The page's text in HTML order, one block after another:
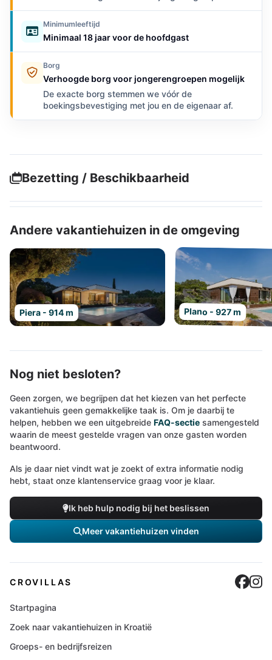
Minimumleeftijd
Minimaal 18 jaar voor de hoofdgast
Borg
Verhoogde borg voor jongerengroepen mogelijk
De exacte borg stemmen we vóór de
boekingsbevestiging met jou en de eigenaar af.
Bezetting / Beschikbaarheid
Andere vakantiehuizen in de omgeving
Piera - 914 m Plano - 927 m
Nog niet besloten?
Geen zorgen, we begrijpen dat het kiezen van het perfecte
vakantiehuis geen gemakkelijke taak is. Om je daarbij te
helpen, hebben we een uitgebreide FAQ-sectie samengesteld
waarin de meest gestelde vragen van onze gasten worden
beantwoord.
Als je daar niet vindt wat je zoekt of extra informatie nodig
hebt, staat onze klantenservice graag voor je klaar.
Ik heb hulp nodig bij het beslissen
Meer vakantiehuizen vinden
CROVILLAS
Startpagina
Zoek naar vakantiehuizen in Kroatië
Groeps- en bedrijfsreizen